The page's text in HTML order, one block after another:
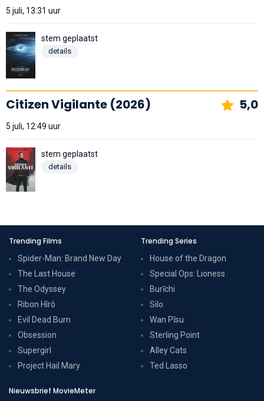
5 juli, 13:31 uur
stem geplaatst
details
Citizen Vigilante (2026) 5,0
5 juli, 12:49 uur
stem geplaatst
details
Trending Films
Spider-Man: Brand New Day
The Last House
The Odyssey
Ribon Hîrô
Evil Dead Burn
Obsession
Supergirl
Project Hail Mary
Trending Series
House of the Dragon
Special Ops: Lioness
Burīchi
Silo
Wan Pīsu
Sterling Point
Alley Cats
Ted Lasso
Nieuwsbrief MovieMeter